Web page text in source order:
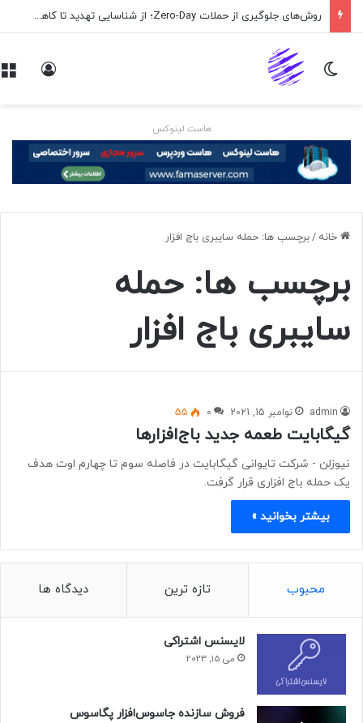
روش‌های جلوگیری از حملات Zero-Day؛ از شناسایی تهدید تا کاهش ریسک
تغییر پوسته
هاست لینوکس
خانه /برچسب ها: حمله سایبری باج افزار
برچسب ها: حمله
سایبری باج افزار
admin نوامبر 15, 2021 0
55
گیگابایت طعمه جدید باج‌افزارها
نیوزلن - ​​​​​​​شرکت تایوانی گیگابایت در فاصله سوم تا چهارم اوت هدف
یک حمله باج افزاری قرار گرفت.
بیشتر بخوانید »
محبوب تازه ترین دیدگاه ها
لایسنس اشتراکی
می 15, 2023
فروش سازنده جاسوس‌افزار پگاسوس